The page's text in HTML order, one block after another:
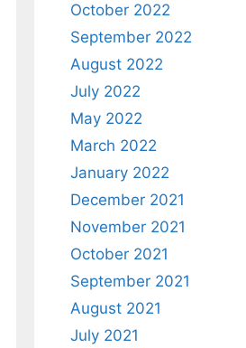
October 2022
September 2022
August 2022
July 2022
May 2022
March 2022
January 2022
December 2021
November 2021
October 2021
September 2021
August 2021
July 2021